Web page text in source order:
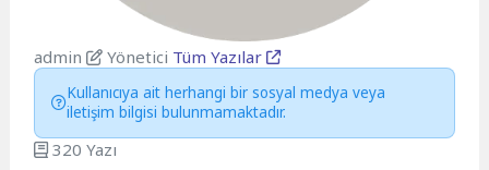
admin Yönetici Tüm Yazılar
Kullanıcıya ait herhangi bir sosyal medya veya
iletişim bilgisi bulunmamaktadır.
320 Yazı